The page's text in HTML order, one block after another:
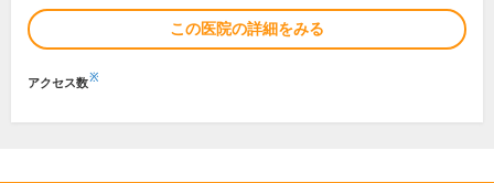
この医院の詳細をみる
アクセス数※